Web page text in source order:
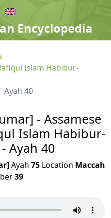
Encyclopedia
Islam Habibur-
Ayah 40
- Assamese
Islam Habibur-
Ayah 40
Ayah 75 Location Maccah
39